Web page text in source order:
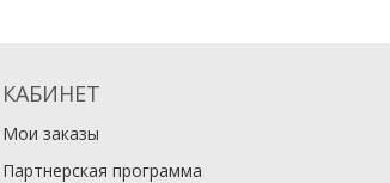
КАБИНЕТ
Мои заказы
Партнерская программа